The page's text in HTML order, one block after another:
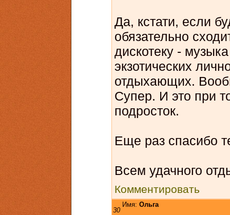
Да, кстати, если
обязательно
дискотеку -
экзотических
отдыхающих.
Супер. И это при
подросток.
Еще раз спасибо
Всем удачного
Комментировать
30
Имя: Ольга